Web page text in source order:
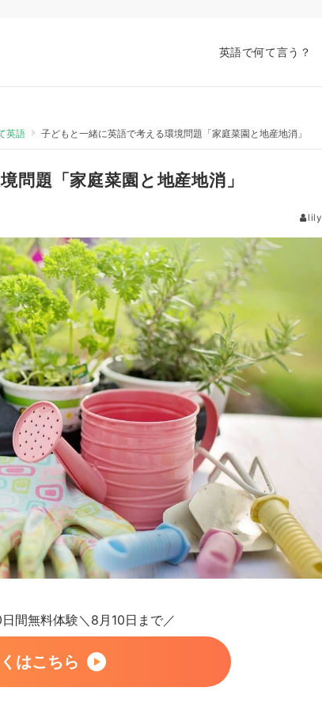
英語で何て言う？
英語 子どもと一緒に英語で考える環境問題「家庭菜園と地産地消」
問題「家庭菜園と地産地消」
lily
間無料体験＼8月10日まで／
はこちら